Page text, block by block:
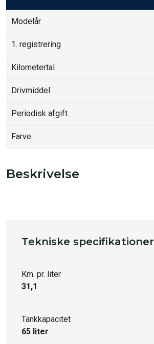
Modelår
1. registrering
Kilometertal
Drivmiddel
Periodisk afgift
Farve
Beskrivelse
Tekniske specifikationer
Km. pr. liter
31,1
Tankkapacitet
65 liter